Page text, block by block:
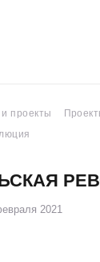
проекты
2021